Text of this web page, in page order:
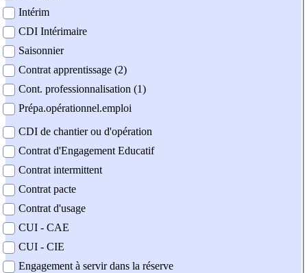
Intérim
CDI Intérimaire
Saisonnier
Contrat apprentissage (2)
Cont. professionnalisation (1)
Prépa.opérationnel.emploi
CDI de chantier ou d'opération
Contrat d'Engagement Educatif
Contrat intermittent
Contrat pacte
Contrat d'usage
CUI - CAE
CUI - CIE
Engagement à servir dans la réserve